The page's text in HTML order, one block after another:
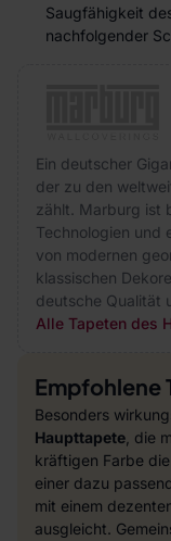
Saugfähigkeit
nachfolgender
Ein deutscher
der zu den
zählt. Marburg ist
Technologien und
von modernen
klassischen
deutsche Qualität
Alle Tapeten des
Empfohlene
Besonders
Haupttapete , die
kräftigen Farbe
einer dazu
mit einem
ausgleicht.